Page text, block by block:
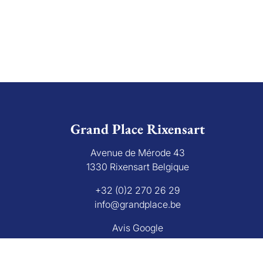
Grand Place Rixensart
Avenue de Mérode 43
1330 Rixensart Belgique
+32 (0)2 270 26 29
info@grandplace.be
Avis Google